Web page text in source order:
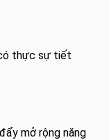
thực sự tiết
mở rộng năng